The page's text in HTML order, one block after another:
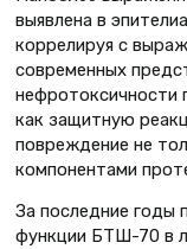
выявлена в
коррелируя с
современных
нефротоксичности
как защитную
повреждение не
компонентами
За последние годы
функции БТШ-70 в